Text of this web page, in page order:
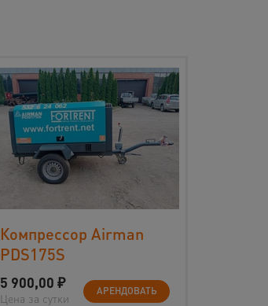
Компрессор Airman
PDS175S
5 900,00 ₽
Цена за сутки
АРЕНДОВАТЬ